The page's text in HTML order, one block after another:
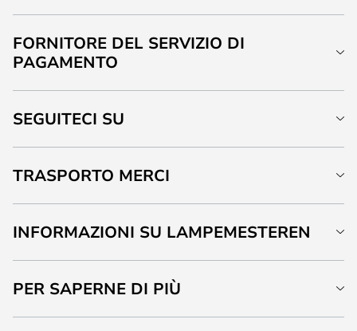
FORNITORE DEL SERVIZIO DI
PAGAMENTO
SEGUITECI SU
TRASPORTO MERCI
INFORMAZIONI SU LAMPEMESTEREN
PER SAPERNE DI PIÙ